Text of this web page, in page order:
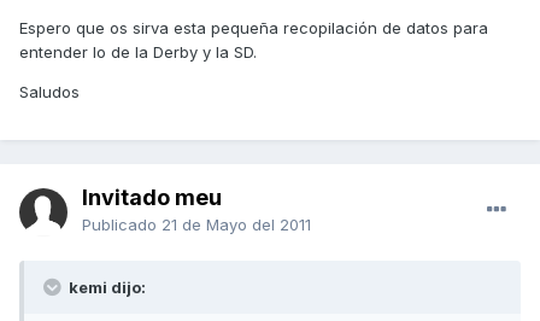
Espero que os sirva esta pequeña recopilación de datos para
entender lo de la Derby y la SD.
Saludos
Invitado meu
Publicado 21 de Mayo del 2011
kemi dijo: